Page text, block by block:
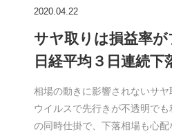
2020.04.22
サヤ取りは損益率が
日経平均３日連続下
相場の動きに影響されないサ
ウイルスで先行きが不透明で
の同時仕掛で、下落相場も心配